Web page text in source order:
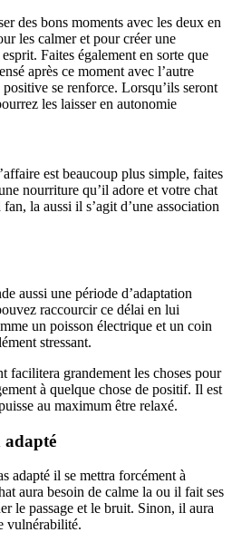
des bons moments avec les deux en
les calmer et pour créer une
Faites également en sorte que
après ce moment avec l’autre
se renforce. Lorsqu’ils seront
les laisser en autonomie
est beaucoup plus simple, faites
nourriture qu’il adore et votre chat
la aussi il s’agit d’une association
aussi une période d’adaptation
raccourcir ce délai en lui
un poisson électrique et un coin
stressant.
facilitera grandement les choses pour
à quelque chose de positif. Il est
au maximum être relaxé.
adapté
adapté il se mettra forcément à
aura besoin de calme la ou il fait ses
le passage et le bruit. Sinon, il aura
vulnérabilité.